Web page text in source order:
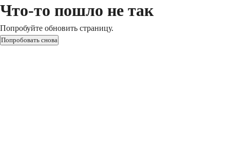
Что-то пошло не так
Попробуйте обновить страницу.
Попробовать снова